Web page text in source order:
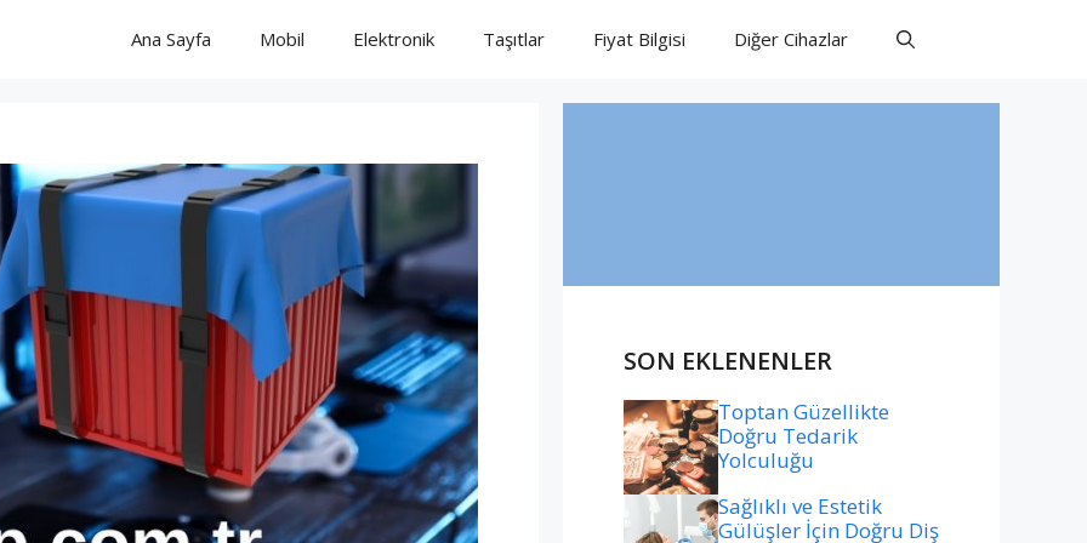
Ana Sayfa Mobil Elektronik Taşıtlar Fiyat Bilgisi Diğer Cihazlar
SON EKLENENLER
Toptan Güzellikte
Doğru Tedarik
Yolculuğu
Sağlıklı ve Estetik
Gülüşler İçin Doğru Diş